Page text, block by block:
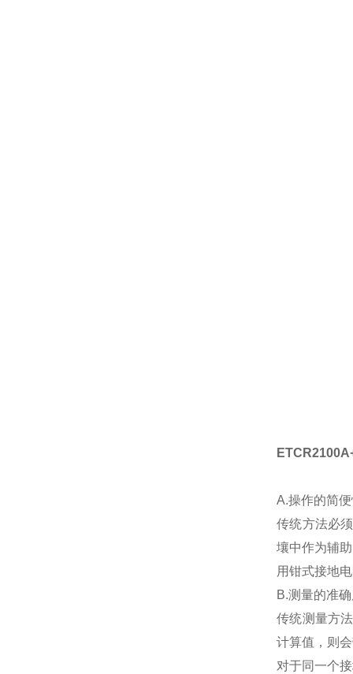
A.操作的简
传统方法必
壤中作为辅
用钳式接地
B.测量的准
传统测量方
计算值，则
对于同一个